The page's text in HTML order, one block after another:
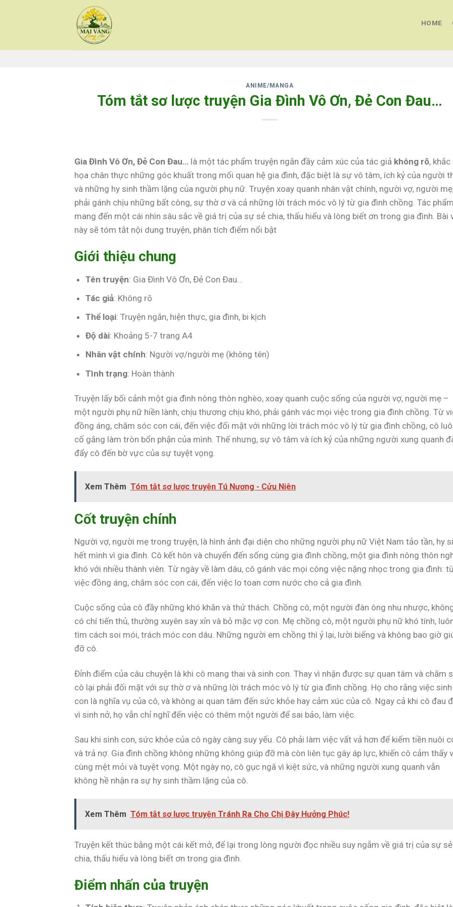
HOME
ANIME/MANGA
Tóm tắt sơ lược truyện Gia Đình Vô Ơn, Đẻ Con Đau…
Gia Đình Vô Ơn, Đẻ Con Đau… là một tác phẩm truyện ngắn đầy cảm xúc của tác giả không rõ, khắc
họa chân thực những góc khuất trong mối quan hệ gia đình, đặc biệt là sự vô tâm, ích kỷ của người
và những hy sinh thầm lặng của người phụ nữ. Truyện xoay quanh nhân vật chính, người vợ, người
phải gánh chịu những bất công, sự thờ ơ và cả những lời trách móc vô lý từ gia đình chồng. Tác phẩm
mang đến một cái nhìn sâu sắc về giá trị của sự sẻ chia, thấu hiểu và lòng biết ơn trong gia đình. Bài
này sẽ tóm tắt nội dung truyện, phân tích điểm nổi bật
Giới thiệu chung
Tên truyện: Gia Đình Vô Ơn, Đẻ Con Đau…
Tác giả: Không rõ
Thể loại: Truyện ngắn, hiện thực, gia đình, bi kịch
Độ dài: Khoảng 5-7 trang A4
Nhân vật chính: Người vợ/người mẹ (không tên)
Tình trạng: Hoàn thành
Truyện lấy bối cảnh một gia đình nông thôn nghèo, xoay quanh cuộc sống của người vợ, người mẹ –
một người phụ nữ hiền lành, chịu thương chịu khó, phải gánh vác mọi việc trong gia đình chồng. Từ
đồng áng, chăm sóc con cái, đến việc đối mặt với những lời trách móc vô lý từ gia đình chồng, cô
cố gắng làm tròn bổn phận của mình. Thế nhưng, sự vô tâm và ích kỷ của những người xung quanh
đẩy cô đến bờ vực của sự tuyệt vọng.
Xem Thêm Tóm tắt sơ lược truyện Tú Nương - Cửu Niên
Cốt truyện chính
Người vợ, người mẹ trong truyện, là hình ảnh đại diện cho những người phụ nữ Việt Nam tảo tần, hy
hết mình vì gia đình. Cô kết hôn và chuyển đến sống cùng gia đình chồng, một gia đình nông thôn
khó với nhiều thành viên. Từ ngày về làm dâu, cô gánh vác mọi công việc nặng nhọc trong gia đình:
việc đồng áng, chăm sóc con cái, đến việc lo toan cơm nước cho cả gia đình.
Cuộc sống của cô đầy những khó khăn và thử thách. Chồng cô, một người đàn ông nhu nhược,
có chí tiến thủ, thường xuyên say xỉn và bỏ mặc vợ con. Mẹ chồng cô, một người phụ nữ khó tính,
tìm cách soi mói, trách móc con dâu. Những người em chồng thì ỷ lại, lười biếng và không bao giờ
đỡ cô.
Đỉnh điểm của câu chuyện là khi cô mang thai và sinh con. Thay vì nhận được sự quan tâm và chăm
cô lại phải đối mặt với sự thờ ơ và những lời trách móc vô lý từ gia đình chồng. Họ cho rằng việc sinh
con là nghĩa vụ của cô, và không ai quan tâm đến sức khỏe hay cảm xúc của cô. Ngay cả khi cô đau
vì sinh nở, họ vẫn chỉ nghĩ đến việc có thêm một người để sai bảo, làm việc.
Sau khi sinh con, sức khỏe của cô ngày càng suy yếu. Cô phải làm việc vất vả hơn để kiếm tiền nuôi
và trả nợ. Gia đình chồng không những không giúp đỡ mà còn liên tục gây áp lực, khiến cô cảm thấy
cùng mệt mỏi và tuyệt vọng. Một ngày nọ, cô gục ngã vì kiệt sức, và những người xung quanh vẫn
không hề nhận ra sự hy sinh thầm lặng của cô.
Xem Thêm Tóm tắt sơ lược truyện Tránh Ra Cho Chị Đây Hưởng Phúc!
Truyện kết thúc bằng một cái kết mở, để lại trong lòng người đọc nhiều suy ngẫm về giá trị của sự sẻ
chia, thấu hiểu và lòng biết ơn trong gia đình.
Điểm nhấn của truyện